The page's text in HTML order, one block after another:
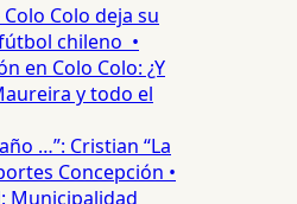
Colo deja su
chileno •
en Colo Colo: ¿Y
y todo el
…”: Cristian “La
Concepción •
Municipalidad